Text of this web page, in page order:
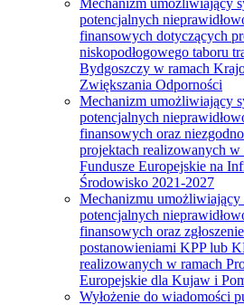
potencjalnych
finansowych dotyczących
niskopodłogowego taboru
Bydgoszczy w ramach
Zwiększania Odporności
Mechanizm umożliwiający
potencjalnych
finansowych oraz
projektach realizowanych w
Fundusze Europejskie na
Środowisko 2021-2027
Mechanizmu
potencjalnych
finansowych oraz
postanowieniami KPP lub
realizowanych w ramach
Europejskie dla Kujaw i
Wyłożenie do wiadomości